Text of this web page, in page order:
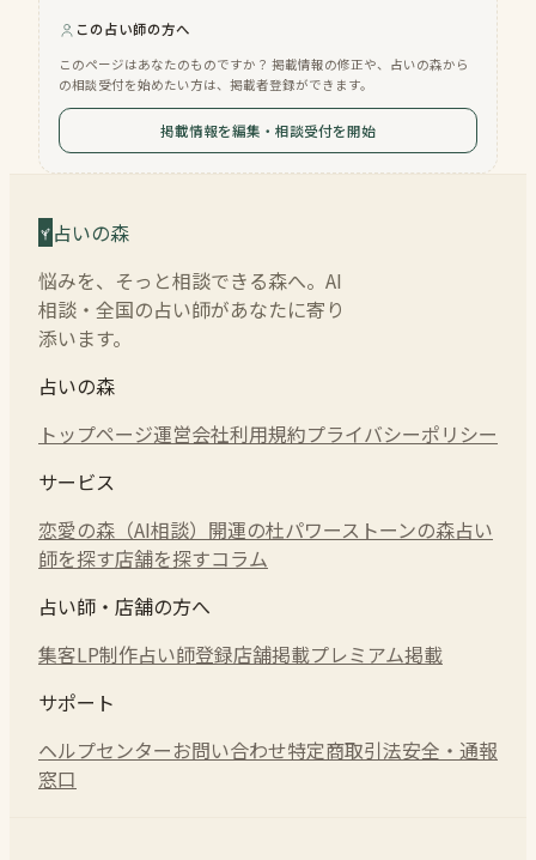
この占い師の方へ
このページはあなたのものですか？ 掲載情報の修正や、占いの森から
の相談受付を始めたい方は、掲載者登録ができます。
掲載情報を編集・相談受付を開始
占いの森
悩みを、そっと相談できる森へ。AI
相談・全国の占い師があなたに寄り
添います。
占いの森
トップページ運営会社利用規約プライバシーポリシー
サービス
恋愛の森（AI相談） 開運の杜パワーストーンの森占い
師を探す店舗を探すコラム
占い師・店舗の方へ
集客LP制作占い師登録店舗掲載プレミアム掲載
サポート
ヘルプセンターお問い合わせ特定商取引法安全・通報
窓口